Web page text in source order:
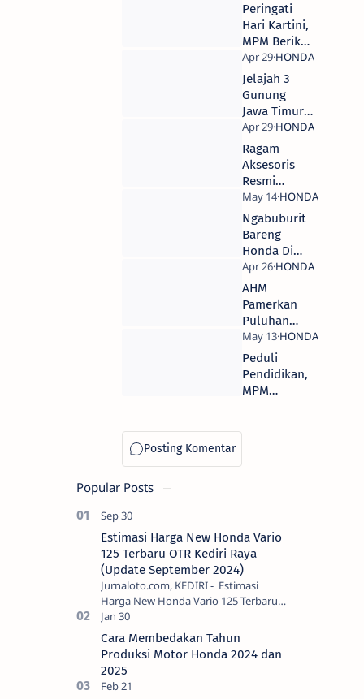
Peringati
Hari Kartini,
MPM Berikan
Tips
Perawatan
Motor Pada
Konsumen
Millenial
Jelajah 3
Gunung
Jawa Timur
Dengan
Honda
CRF150L
Ragam
Aksesoris
Resmi
Honda Vario
150 eSP
2019, Harga
Mulai 50
Ribuan
Ngabuburit
Bareng
Honda Di
Ramadhan
Fest Jember
2019, Banjir
Diskon dan
Hadiah
AHM
Pamerkan
Puluhan
Motor di
Telkomsel
IIMS 2019
Peduli
Pendidikan,
MPM
Popular Posts
Estimasi Harga New Honda Vario
125 Terbaru OTR Kediri Raya
(Update September 2024)
Jurnaloto.com, KEDIRI - Estimasi
Harga New Honda Vario 125 Terbaru
OTR Kediri Raya (Update September
2024) Brosis sekalian, PT Astra Honda
Motor (AH…
Cara Membedakan Tahun
Produksi Motor Honda 2024 dan
2025